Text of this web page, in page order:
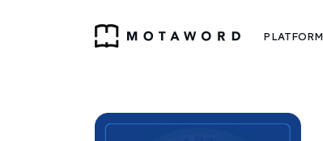
PLATFORM